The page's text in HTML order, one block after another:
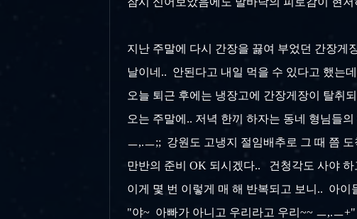
지난 주말에 다시 간장을 끓여 부었던 간장
날이네.. 안된다고 내일 먹을 수 있다고 했는
오늘 퇴근 후에는 냉장고에 간장게장이 탈취
오는 주말에.. 저녁 한끼 하자는 동네 형님들
ㅡ,.ㅡ;; 강원도 고냉지 절임배추로 그 때 쯤
만반의 준비 OK 되시겠다.. 건청각도 사야
이게 몇 번 이렇게 매 해 반복되고 보니.. 아
"야~ 아빠가 아니고 우리라고 우리~~ ㅡ,.ㅡ